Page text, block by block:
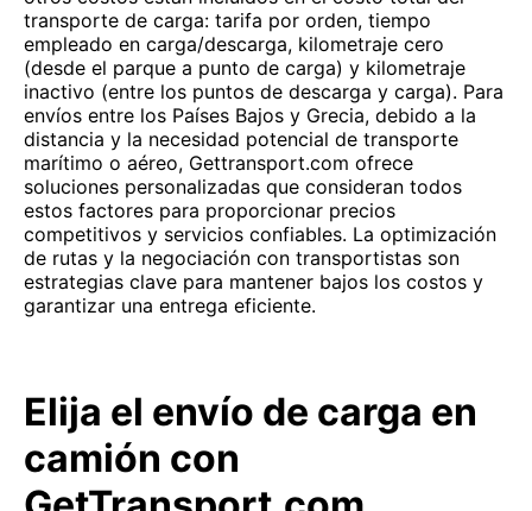
transporte de carga: tarifa por orden, tiempo
empleado en carga/descarga, kilometraje cero
(desde el parque a punto de carga) y kilometraje
inactivo (entre los puntos de descarga y carga). Para
envíos entre los Países Bajos y Grecia, debido a la
distancia y la necesidad potencial de transporte
marítimo o aéreo, Gettransport.com ofrece
soluciones personalizadas que consideran todos
estos factores para proporcionar precios
competitivos y servicios confiables. La optimización
de rutas y la negociación con transportistas son
estrategias clave para mantener bajos los costos y
garantizar una entrega eficiente.
Elija el envío de carga en
camión con